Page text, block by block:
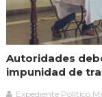
Autoridades
impunidad de
Expediente